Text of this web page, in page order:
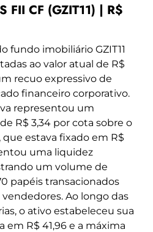
FII CF (GZIT11) | R$
fundo imobiliário GZIT11
ao valor atual de R$
recuo expressivo de
financeiro corporativo.
representou um
R$ 3,34 por cota sobre o
estava fixado em R$
uma liquidez
um volume de
papéis transacionados
Ao longo das
o ativo estabeleceu sua
em R$ 41,96 e a máxima